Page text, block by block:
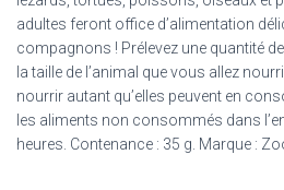
adultes feront office d’alimentation
compagnons ! Prélevez une quantité
la taille de l’animal que vous allez
nourrir autant qu’elles peuvent en
les aliments non consommés dans
heures. Contenance : 35 g. Marque :